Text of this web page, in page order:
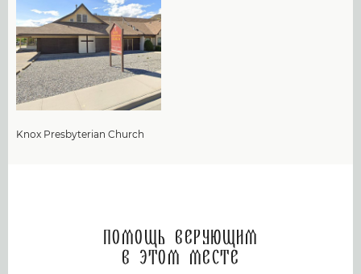
Knox Presbyterian Church
Помощь верующим
в этом месте